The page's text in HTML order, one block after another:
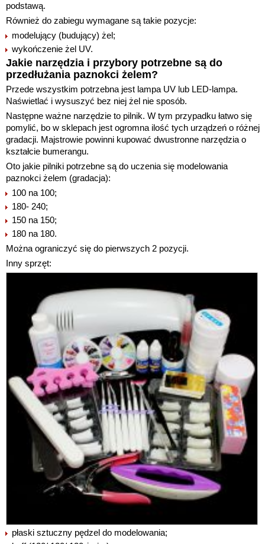
podstawą.
Również do zabiegu wymagane są takie pozycje:
modelujący (budujący) żel;
wykończenie żel UV.
Jakie narzędzia i przybory potrzebne są do
przedłużania paznokci żelem?
Przede wszystkim potrzebna jest lampa UV lub LED-lampa.
Naświetlać i wysuszyć bez niej żel nie sposób.
Następne ważne narzędzie to pilnik. W tym przypadku łatwo się
pomylić, bo w sklepach jest ogromna ilość tych urządzeń o różnej
gradacji. Majstrowie powinni kupować dwustronne narzędzia o
kształcie bumerangu.
Oto jakie pilniki potrzebne są do uczenia się modelowania
paznokci żelem (gradacja):
100 na 100;
180- 240;
150 na 150;
180 na 180.
Można ograniczyć się do pierwszych 2 pozycji.
Inny sprzęt:
płaski sztuczny pędzel do modelowania;